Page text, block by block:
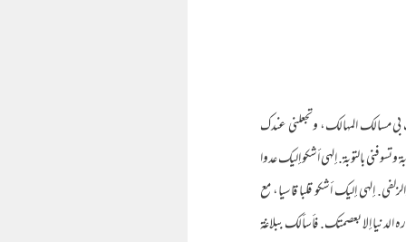
بي مسالك المهالك، وتجعلني عندك
بالتوبة. إلهي أشكو إليك عدوا
إلهي إليك أشكو قلبا قاسيا، مع
الدنيا إلا بعصمتك. فأسألك ببلاغة